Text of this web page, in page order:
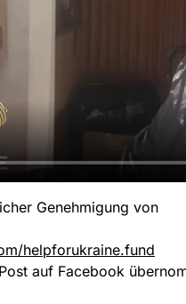
Genehmigung von
helpforukraine.fund
auf Facebook